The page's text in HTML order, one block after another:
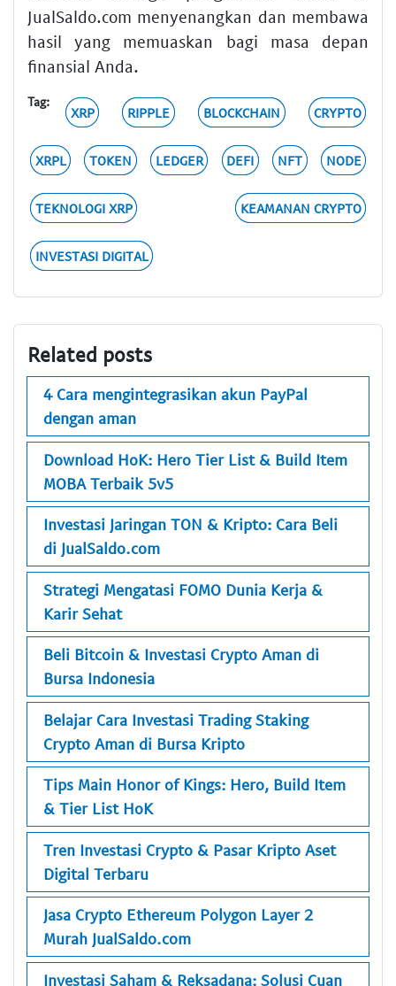
JualSaldo.com menyenangkan dan membawa
hasil yang memuaskan bagi masa depan
finansial Anda.
Tag:
XRP RIPPLE BLOCKCHAIN CRYPTO
XRPL TOKEN LEDGER DEFI NFT NODE
TEKNOLOGI XRP KEAMANAN CRYPTO
INVESTASI DIGITAL
Related posts
4 Cara mengintegrasikan akun PayPal
dengan aman
Download HoK: Hero Tier List & Build Item
MOBA Terbaik 5v5
Investasi Jaringan TON & Kripto: Cara Beli
di JualSaldo.com
Strategi Mengatasi FOMO Dunia Kerja &
Karir Sehat
Beli Bitcoin & Investasi Crypto Aman di
Bursa Indonesia
Belajar Cara Investasi Trading Staking
Crypto Aman di Bursa Kripto
Tips Main Honor of Kings: Hero, Build Item
& Tier List HoK
Tren Investasi Crypto & Pasar Kripto Aset
Digital Terbaru
Jasa Crypto Ethereum Polygon Layer 2
Murah JualSaldo.com
Investasi Saham & Reksadana: Solusi Cuan